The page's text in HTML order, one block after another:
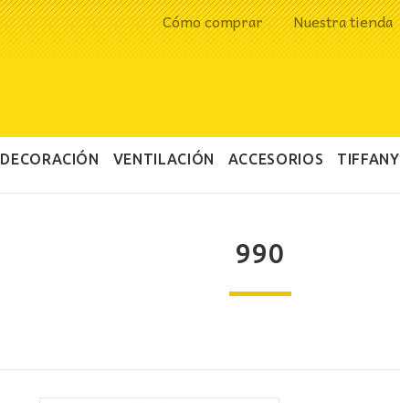
Cómo comprar Nuestra tienda
DECORACIÓN VENTILACIÓN ACCESORIOS TIFFANY
990